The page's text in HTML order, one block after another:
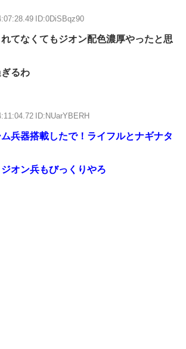
ID:0DiSBqz90
てなくてもジオン配色濃厚やったと思
るわ
ID:NUarYBERH
兵器搭載したで！ライフルとナギナタ
オン兵もびっくりやろ